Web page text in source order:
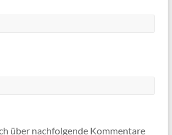
über nachfolgende Kommentare